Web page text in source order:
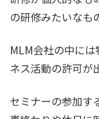
の研修みたいなも
MLM会社の中に
ネス活動の許可が
セミナーの参加す